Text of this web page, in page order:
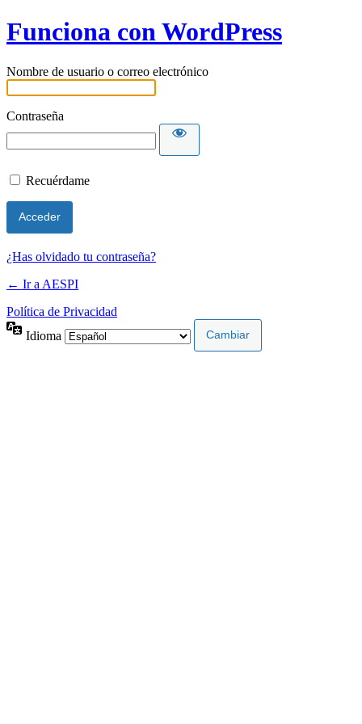
Funciona con WordPress
Nombre de usuario o correo electrónico
Contraseña
Recuérdame
¿Has olvidado tu contraseña?
← Ir a AESPI
Política de Privacidad
Idioma